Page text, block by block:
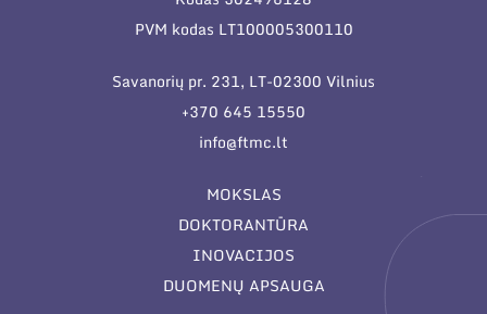
PVM kodas LT100005300110
Savanorių pr. 231, LT-02300 Vilnius
+370 645 15550
info@ftmc.lt
MOKSLAS
DOKTORANTŪRA
INOVACIJOS
DUOMENŲ APSAUGA